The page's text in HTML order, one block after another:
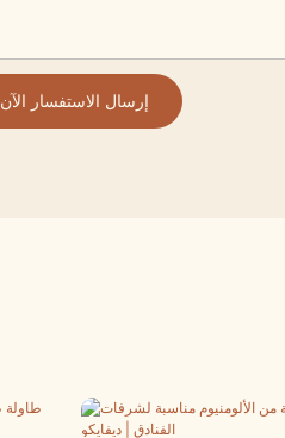
إرسال الاستفسار الآن